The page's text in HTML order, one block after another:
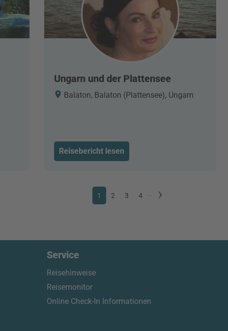
Ungarn und der Plattensee
Balaton, Balaton (Plattensee), Ungarn
Reisebericht lesen
1 2 3 4
Service
Reisehinweise
Reisemonitor
Online Check-In Informationen